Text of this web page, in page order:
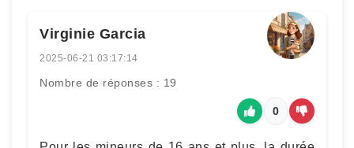
Virginie Garcia
2025-06-21 03:17:14
Nombre de réponses : 19
0